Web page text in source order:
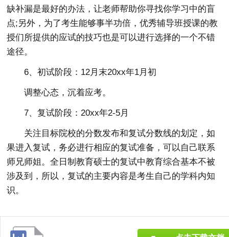
缺补漏是最好的办法，让老师帮助你寻找你学习中的盲
点;另外，为了考生能够事半功倍，优秀辅导班授课的教
授们所提供的应试的技巧也是可以进行选择的一个不错
途径。
6、初试阶段：12月末20xx年1月初
调整心态，沉着应考。
7、复试阶段：20xx年2-5月
关注目标院校的分数发布和复试分数线的划定，如
果进入复试，务必进行相应的复试准备，可以自己联系
师兄师姐。全日制教育硕士的复试中教育综合基本不被
涉及到，所以，复试的主要内容是考生自己的学科内知
识。